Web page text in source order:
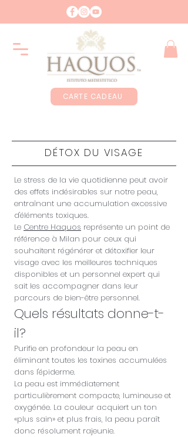
CARTE CADEAU
DÉTOX DU VISAGE
Le stress de la vie quotidienne peut avoir
des effets indésirables sur notre peau,
entraînant une accumulation excessive
d'éléments toxiques.
Le Centre Haquos représente un point de
référence à Milan pour ceux qui
souhaitent régénérer et détoxifier leur
visage avec les meilleures techniques
disponibles et un personnel expert qui
sait les accompagner dans leur
parcours de bien-être personnel.
Quels résultats donne-t-
il?
Purifie en profondeur la peau en
éliminant toutes les toxines accumulées
dans l'épiderme.
La peau est immédiatement
particulièrement compacte, lumineuse et
oxygénée. La couleur acquiert un ton
«plus sain» et plus frais, la peau paraît
donc résolument rajeunie.